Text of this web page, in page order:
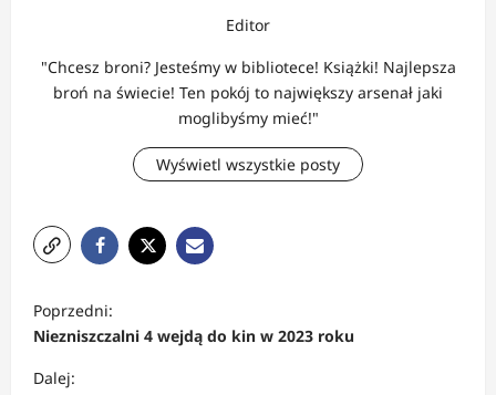
Editor
"Chcesz broni? Jesteśmy w bibliotece! Książki! Najlepsza
broń na świecie! Ten pokój to największy arsenał jaki
moglibyśmy mieć!"
Wyświetl wszystkie posty
o
b
Poprzedni:
Niezniszczalni 4 wejdą do kin w 2023 roku
Dalej: